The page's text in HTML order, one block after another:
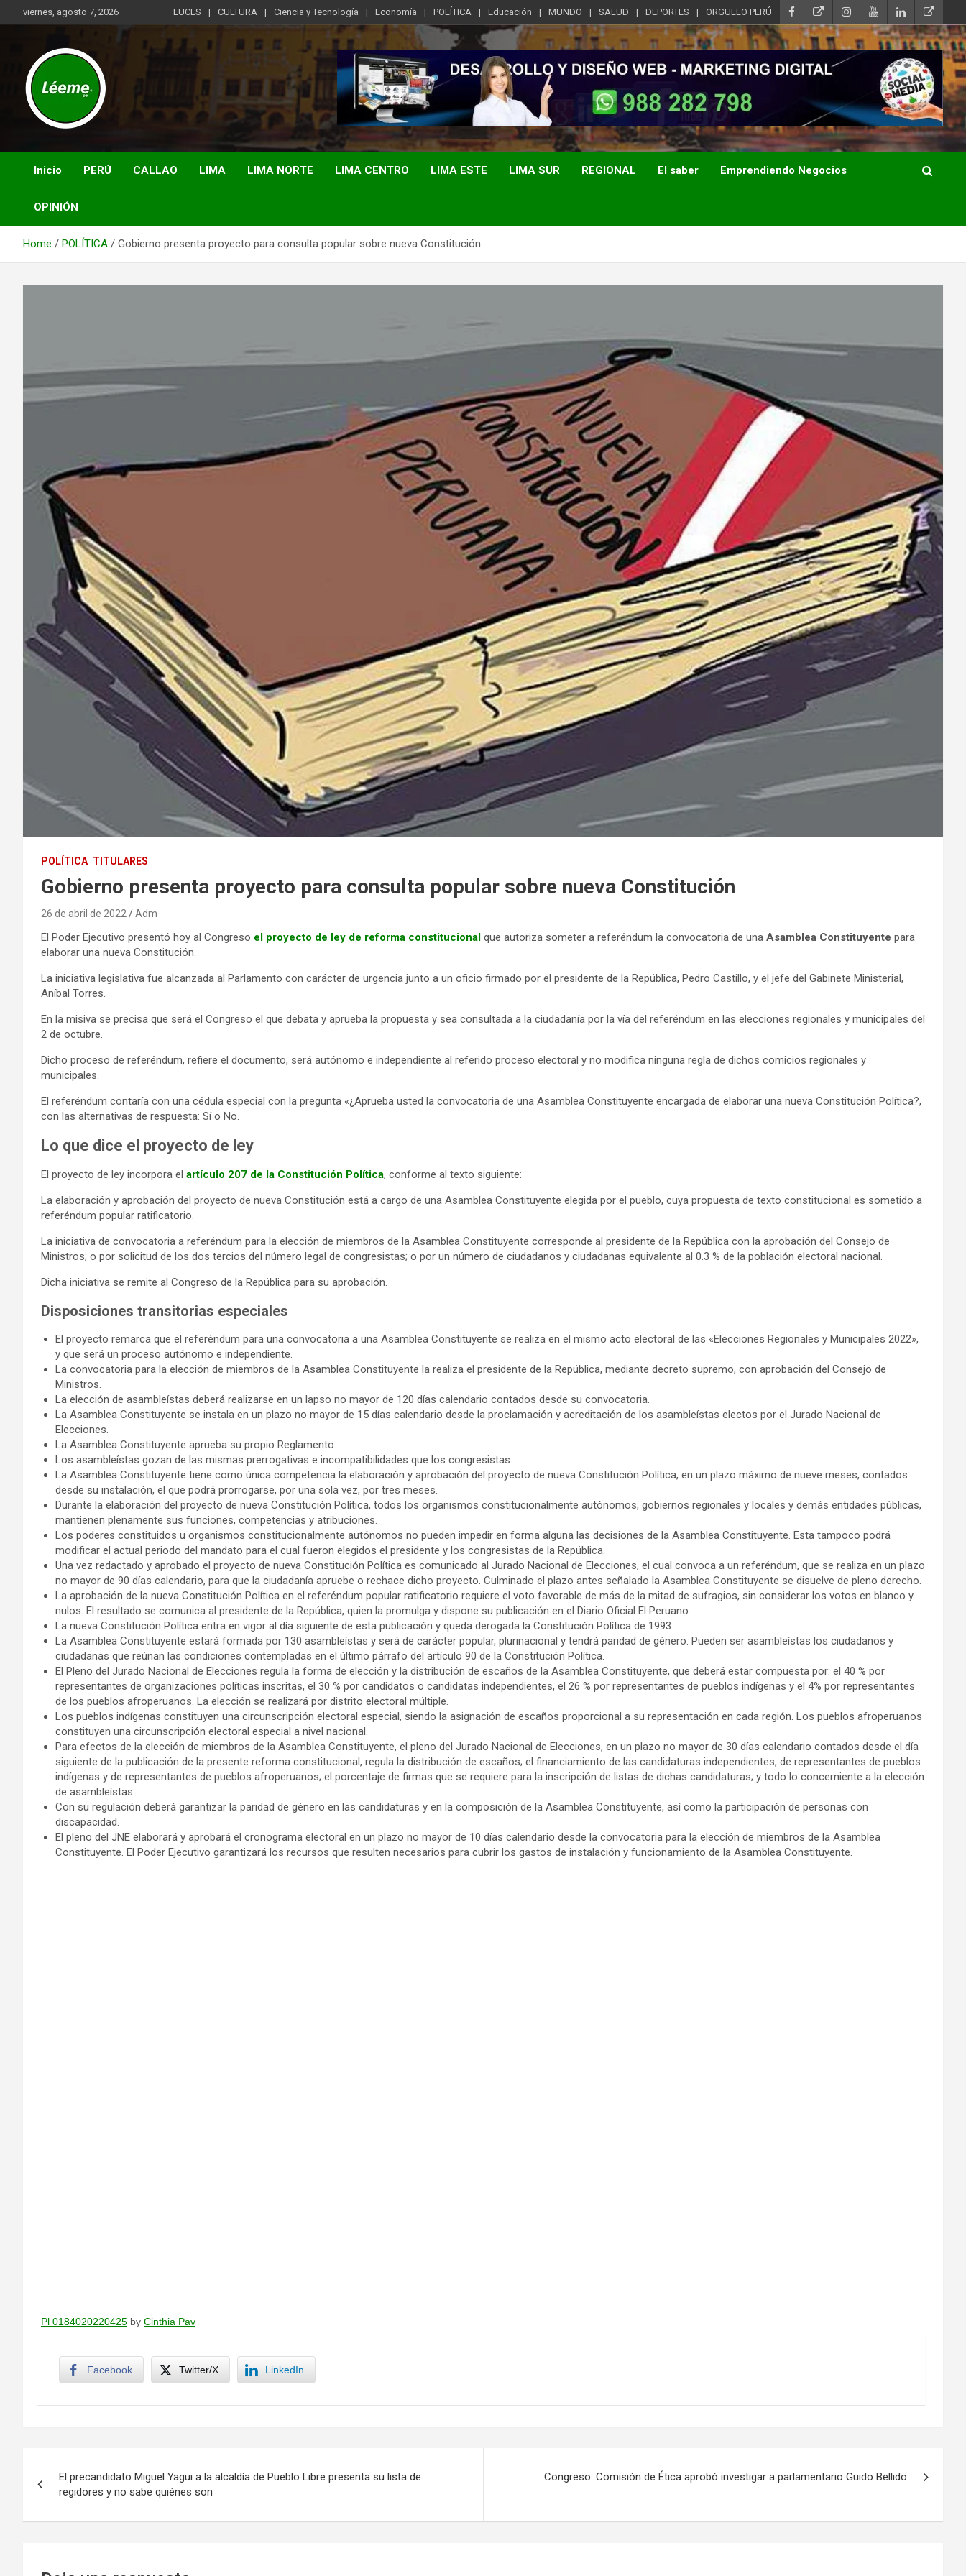
to
viernes, agosto 7, 2026 LUCES CULTURA Ciencia y Tecnología Economía POLÍTICA Educación MUNDO SALUD DEPORTES ORGULLO PERÚ
Léeme.pe
Noticias de actualidad del mundo distrital, vecinal, municipal y
de negocios a nivel de Lima Metropolitana, sin descuidar las
noticias de alcance nacional.
Inicio PERÚ CALLAO LIMA LIMA NORTE LIMA CENTRO LIMA ESTE LIMA SUR REGIONAL El saber Emprendiendo Negocios
OPINIÓN
Home POLÍTICA Gobierno presenta proyecto para consulta popular sobre nueva Constitución
POLÍTICA TITULARES
Gobierno presenta proyecto para consulta popular sobre nueva Constitución
26 de abril de 2022 Adm
El Poder Ejecutivo presentó hoy al Congreso el proyecto de ley de reforma constitucional que autoriza someter a referéndum la convocatoria de una Asamblea Constituyente para
elaborar una nueva Constitución.
La iniciativa legislativa fue alcanzada al Parlamento con carácter de urgencia junto a un oficio firmado por el presidente de la República, Pedro Castillo, y el jefe del Gabinete Ministerial,
Aníbal Torres.
En la misiva se precisa que será el Congreso el que debata y aprueba la propuesta y sea consultada a la ciudadanía por la vía del referéndum en las elecciones regionales y municipales del
2 de octubre.
Dicho proceso de referéndum, refiere el documento, será autónomo e independiente al referido proceso electoral y no modifica ninguna regla de dichos comicios regionales y
municipales.
El referéndum contaría con una cédula especial con la pregunta «¿Aprueba usted la convocatoria de una Asamblea Constituyente encargada de elaborar una nueva Constitución Política?,
con las alternativas de respuesta: Sí o No.
Lo que dice el proyecto de ley
El proyecto de ley incorpora el artículo 207 de la Constitución Política, conforme al texto siguiente:
La elaboración y aprobación del proyecto de nueva Constitución está a cargo de una Asamblea Constituyente elegida por el pueblo, cuya propuesta de texto constitucional es sometido a
referéndum popular ratificatorio.
La iniciativa de convocatoria a referéndum para la elección de miembros de la Asamblea Constituyente corresponde al presidente de la República con la aprobación del Consejo de
Ministros; o por solicitud de los dos tercios del número legal de congresistas; o por un número de ciudadanos y ciudadanas equivalente al 0.3 % de la población electoral nacional.
Dicha iniciativa se remite al Congreso de la República para su aprobación.
Disposiciones transitorias especiales
El proyecto remarca que el referéndum para una convocatoria a una Asamblea Constituyente se realiza en el mismo acto electoral de las «Elecciones Regionales y Municipales 2022»,
y que será un proceso autónomo e independiente.
La convocatoria para la elección de miembros de la Asamblea Constituyente la realiza el presidente de la República, mediante decreto supremo, con aprobación del Consejo de
Ministros.
La elección de asambleístas deberá realizarse en un lapso no mayor de 120 días calendario contados desde su convocatoria.
La Asamblea Constituyente se instala en un plazo no mayor de 15 días calendario desde la proclamación y acreditación de los asambleístas electos por el Jurado Nacional de
Elecciones.
La Asamblea Constituyente aprueba su propio Reglamento.
Los asambleístas gozan de las mismas prerrogativas e incompatibilidades que los congresistas.
La Asamblea Constituyente tiene como única competencia la elaboración y aprobación del proyecto de nueva Constitución Política, en un plazo máximo de nueve meses, contados
desde su instalación, el que podrá prorrogarse, por una sola vez, por tres meses.
Durante la elaboración del proyecto de nueva Constitución Política, todos los organismos constitucionalmente autónomos, gobiernos regionales y locales y demás entidades públicas,
mantienen plenamente sus funciones, competencias y atribuciones.
Los poderes constituidos u organismos constitucionalmente autónomos no pueden impedir en forma alguna las decisiones de la Asamblea Constituyente. Esta tampoco podrá
modificar el actual periodo del mandato para el cual fueron elegidos el presidente y los congresistas de la República.
Una vez redactado y aprobado el proyecto de nueva Constitución Política es comunicado al Jurado Nacional de Elecciones, el cual convoca a un referéndum, que se realiza en un plazo
no mayor de 90 días calendario, para que la ciudadanía apruebe o rechace dicho proyecto. Culminado el plazo antes señalado la Asamblea Constituyente se disuelve de pleno derecho.
La aprobación de la nueva Constitución Política en el referéndum popular ratificatorio requiere el voto favorable de más de la mitad de sufragios, sin considerar los votos en blanco y
nulos. El resultado se comunica al presidente de la República, quien la promulga y dispone su publicación en el Diario Oficial El Peruano.
La nueva Constitución Política entra en vigor al día siguiente de esta publicación y queda derogada la Constitución Política de 1993.
La Asamblea Constituyente estará formada por 130 asambleístas y será de carácter popular, plurinacional y tendrá paridad de género. Pueden ser asambleístas los ciudadanos y
ciudadanas que reúnan las condiciones contempladas en el último párrafo del artículo 90 de la Constitución Política.
El Pleno del Jurado Nacional de Elecciones regula la forma de elección y la distribución de escaños de la Asamblea Constituyente, que deberá estar compuesta por: el 40 % por
representantes de organizaciones políticas inscritas, el 30 % por candidatos o candidatas independientes, el 26 % por representantes de pueblos indígenas y el 4% por representantes
de los pueblos afroperuanos. La elección se realizará por distrito electoral múltiple.
Los pueblos indígenas constituyen una circunscripción electoral especial, siendo la asignación de escaños proporcional a su representación en cada región. Los pueblos afroperuanos
constituyen una circunscripción electoral especial a nivel nacional.
Para efectos de la elección de miembros de la Asamblea Constituyente, el pleno del Jurado Nacional de Elecciones, en un plazo no mayor de 30 días calendario contados desde el día
siguiente de la publicación de la presente reforma constitucional, regula la distribución de escaños; el financiamiento de las candidaturas independientes, de representantes de pueblos
indígenas y de representantes de pueblos afroperuanos; el porcentaje de firmas que se requiere para la inscripción de listas de dichas candidaturas; y todo lo concerniente a la elección
de asambleístas.
Con su regulación deberá garantizar la paridad de género en las candidaturas y en la composición de la Asamblea Constituyente, así como la participación de personas con
discapacidad.
El pleno del JNE elaborará y aprobará el cronograma electoral en un plazo no mayor de 10 días calendario desde la convocatoria para la elección de miembros de la Asamblea
Constituyente. El Poder Ejecutivo garantizará los recursos que resulten necesarios para cubrir los gastos de instalación y funcionamiento de la Asamblea Constituyente.
Pl 0184020220425 by Cinthia Pav
Facebook Twitter/X LinkedIn
de
entradas
El precandidato Miguel Yagui a la alcaldía de Pueblo Libre presenta su lista de
regidores y no sabe quiénes son
Congreso: Comisión de Ética aprobó investigar a parlamentario Guido Bellido